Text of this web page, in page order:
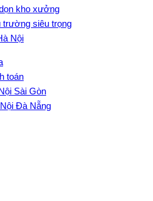
kho xưởng
trường siêu trọng
Nội
toán
Sài Gòn
Đà Nẵng